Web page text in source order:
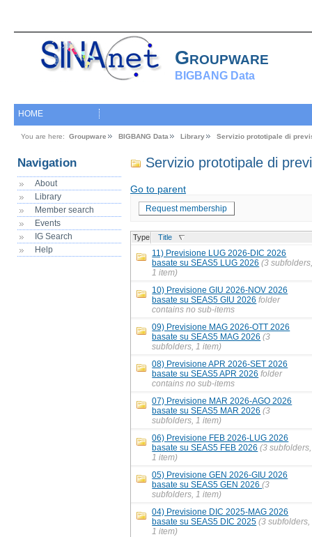
Groupware
BIGBANG Data
HOME
You are here: Groupware BIGBANG Data Library Servizio prototipale di
Navigation
About
Library
Member search
Events
IG Search
Help
Servizio prototipale di
Go to parent
Request membership
Type Title
11) Previsione LUG 2026-DIC 2026
basate su SEAS5 LUG 2026 (3
1 item)
10) Previsione GIU 2026-NOV 2026
basate su SEAS5 GIU 2026 folder
contains no sub-items
09) Previsione MAG 2026-OTT 2026
basate su SEAS5 MAG 2026 (3
subfolders, 1 item)
08) Previsione APR 2026-SET 2026
basate su SEAS5 APR 2026 folder
contains no sub-items
07) Previsione MAR 2026-AGO 2026
basate su SEAS5 MAR 2026 (3
subfolders, 1 item)
06) Previsione FEB 2026-LUG 2026
basate su SEAS5 FEB 2026 (3 subfolders,
1 item)
05) Previsione GEN 2026-GIU 2026
basate su SEAS5 GEN 2026(3
subfolders, 1 item)
04) Previsione DIC 2025-MAG 2026
basate su SEAS5 DIC 2025 (3 subfolders,
1 item)